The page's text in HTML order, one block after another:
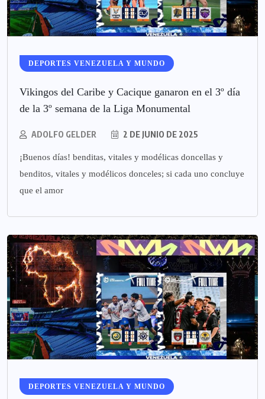
DEPORTES VENEZUELA Y MUNDO
Vikingos del Caribe y Cacique ganaron en el 3º día
de la 3º semana de la Liga Monumental
ADOLFO GELDER 2 DE JUNIO DE 2025
¡Buenos días! benditas, vitales y modélicas doncellas y
benditos, vitales y modélicos donceles; si cada uno concluye
que el amor
DEPORTES VENEZUELA Y MUNDO